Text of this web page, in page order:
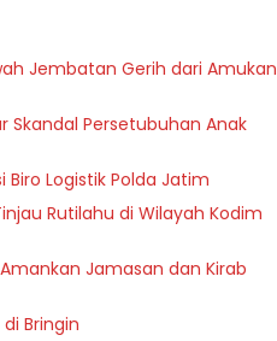
Jembatan Gerih dari Amukan
Skandal Persetubuhan Anak
Biro Logistik Polda Jatim
Rutilahu di Wilayah Kodim
Jamasan dan Kirab
Bringin